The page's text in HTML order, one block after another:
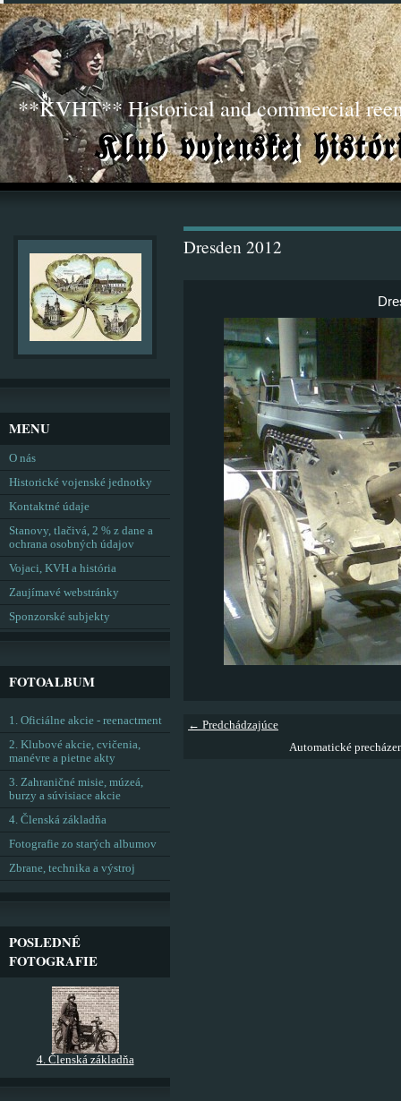
**KVHT** Historical and commercial
Dresden 2012
← Predchádzajúce
Automatické
MENU
O nás
Historické vojenské jednotky
Kontaktné údaje
Stanovy, tlačivá, 2 % z dane a
ochrana osobných údajov
Vojaci, KVH a história
Zaujímavé webstránky
Sponzorské subjekty
FOTOALBUM
1. Oficiálne akcie - reenactment
2. Klubové akcie, cvičenia,
manévre a pietne akty
3. Zahraničné misie, múzeá,
burzy a súvisiace akcie
4. Členská základňa
Fotografie zo starých albumov
Zbrane, technika a výstroj
POSLEDNÉ
FOTOGRAFIE
4. Členská základňa